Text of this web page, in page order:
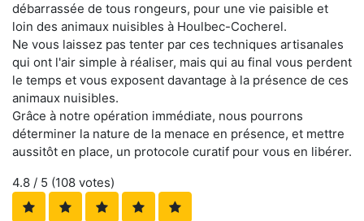
débarrassée de tous rongeurs, pour une vie paisible et
loin des animaux nuisibles à Houlbec-Cocherel.
Ne vous laissez pas tenter par ces techniques artisanales
qui ont l'air simple à réaliser, mais qui au final vous perdent
le temps et vous exposent davantage à la présence de ces
animaux nuisibles.
Grâce à notre opération immédiate, nous pourrons
déterminer la nature de la menace en présence, et mettre
aussitôt en place, un protocole curatif pour vous en libérer.
4.8 / 5 (108 votes)